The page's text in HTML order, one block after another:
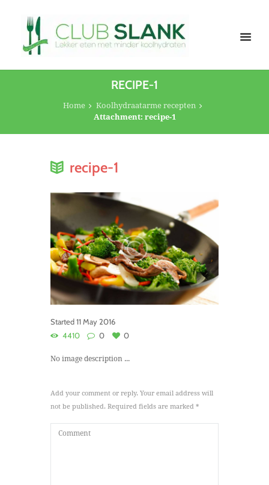
RECIPE-1
Home
Koolhydraatarme recepten
Attachment: recipe-1
recipe-1
Started11 May 2016
4410
0 0
No image description ...
Add your comment or reply. Your email address will
not be published. Required fields are marked *